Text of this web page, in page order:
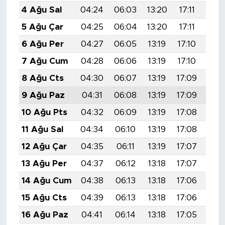
4 Ağu Sal
04:24 06:03 13:20 17:11
5 Ağu Çar
04:25 06:04 13:20 17:11
6 Ağu Per
04:27 06:05 13:19 17:10
7 Ağu Cum
04:28 06:06 13:19 17:10
8 Ağu Cts
04:30 06:07 13:19 17:09
9 Ağu Paz
04:31 06:08 13:19 17:09
10 Ağu Pts
04:32 06:09 13:19 17:08
11 Ağu Sal
04:34 06:10 13:19 17:08
12 Ağu Çar
04:35 06:11 13:19 17:07
13 Ağu Per
04:37 06:12 13:18 17:07
14 Ağu Cum
04:38 06:13 13:18 17:06
15 Ağu Cts
04:39 06:13 13:18 17:06
16 Ağu Paz
04:41 06:14 13:18 17:05